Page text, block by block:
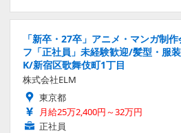
「新卒・27卒」アニメ・マンガ制
フ「正社員」未経験歓迎/髪型・服
K/新宿区歌舞伎町1丁目
株式会社ELM
東京都
月給25万2,400円～32万円
正社員